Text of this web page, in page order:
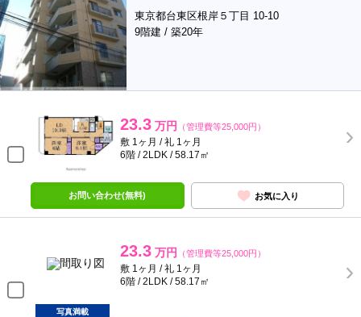
東京都台東区根岸５丁目 10-10
9階建 / 築20年
23.3 万円 （管理費等25,000円）
敷 1ヶ月 / 礼 1ヶ月
6階 / 2LDK / 58.17㎡
お問い合わせ(無料) お気に入り
23.3 万円 （管理費等25,000円）
敷 1ヶ月 / 礼 1ヶ月
6階 / 2LDK / 58.17㎡
写真満載